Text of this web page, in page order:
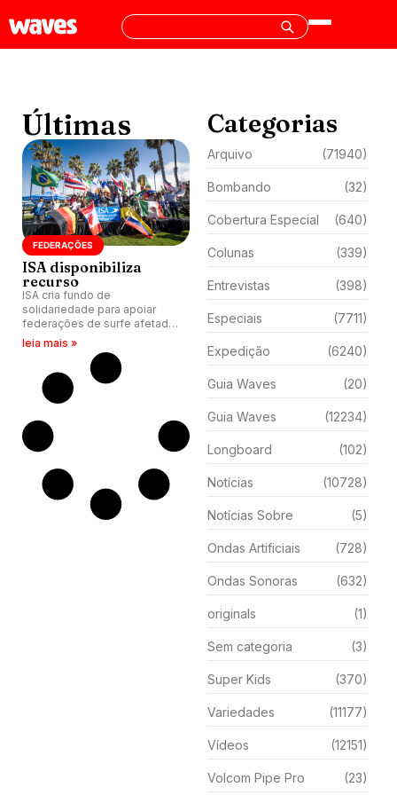
Últimas
FEDERAÇÕES
ISA disponibiliza
recurso
ISA cria fundo de
solidariedade para apoiar
federações de surfe afetadas
pela pandemia de Covid-19.
leia mais »
Categorias
Arquivo (71940)
Bombando (32)
Cobertura Especial (640)
Colunas (339)
Entrevistas (398)
Especiais (7711)
Expedição (6240)
Guia Waves (20)
Guia Waves (12234)
Longboard (102)
Notícias (10728)
Notícias Sobre (5)
Ondas Artificiais (728)
Ondas Sonoras (632)
originals (1)
Sem categoria (3)
Super Kids (370)
Variedades (11177)
Vídeos (12151)
Volcom Pipe Pro (23)